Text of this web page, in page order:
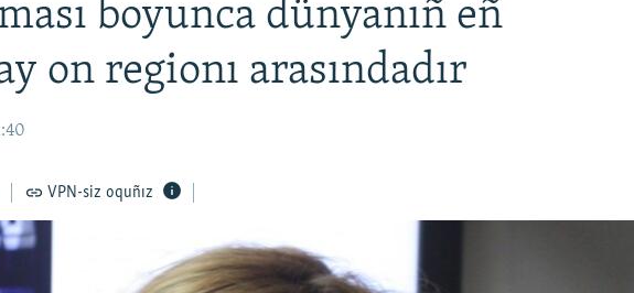
boyunca dünyanıñ eñ
on regionı arasındadır
VPN-siz oquñız